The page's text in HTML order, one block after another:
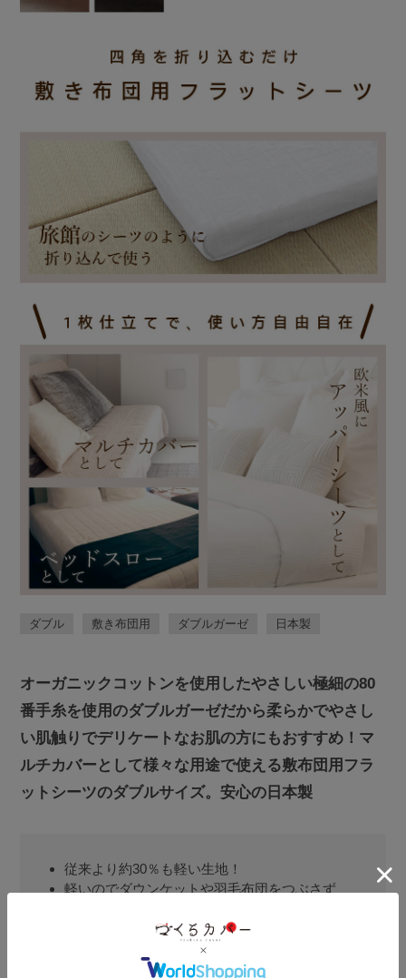
ダブル 敷き布団用 ダブルガーゼ 日本製
オーガニックコットンを使用したやさしい極細の80
番手糸を使用のダブルガーゼだから柔らかでやさし
い肌触りでデリケートなお肌の方にもおすすめ！マ
ルチカバーとして様々な用途で使える敷布団用フラ
ットシーツのダブルサイズ。安心の日本製
従来より約30％も軽い生地！
軽いのでダウンケットや羽毛布団をつぶさず、
環境に配慮したオーガニックコットン100％使用
超長綿の80番手コンパクト糸で生地表面がきれ